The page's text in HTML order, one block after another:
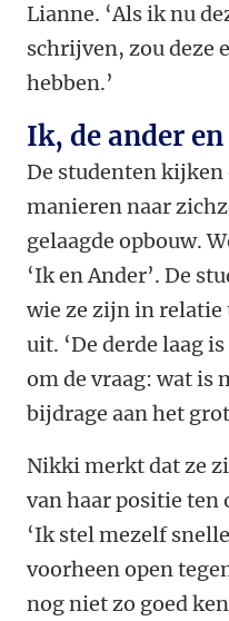
Lianne. ‘Als ik nu
schrijven, zou deze
hebben.’
Ik, de ander
De studenten
manieren naar
gelaagde opbouw.
‘Ik en Ander’. De
wie ze zijn in relatie
uit. ‘De derde laag
om de vraag: wat is
bijdrage aan het
Nikki merkt dat ze
van haar positie ten
‘Ik stel mezelf
voorheen open
nog niet zo goed